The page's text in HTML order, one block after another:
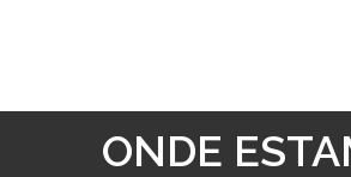
ONDE